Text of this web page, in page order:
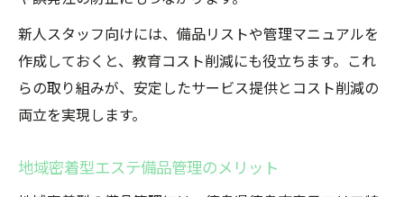
新人スタッフ向けには、備品リストや管理マニュアルを
作成しておくと、教育コスト削減にも役立ちます。これ
らの取り組みが、安定したサービス提供とコスト削減の
両立を実現します。
地域密着型エステ備品管理のメリット